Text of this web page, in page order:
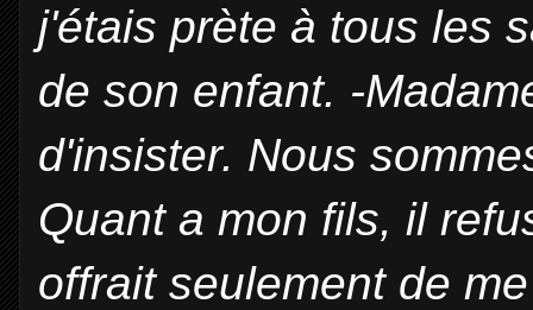
j'étais prète à tous les
de son enfant. -
d'insister. Nous
Quant a mon fils, il
offrait seulement de